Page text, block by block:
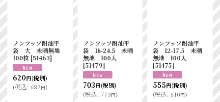
ノンフッソ耐油平
袋 大 未晒無地
100枚 [51463]
620円(税別)
(税込: 682円)
ノンフッソ耐油平
袋 18-24.5 未晒
無地 100入
[51479]
703円(税別)
(税込: 773円)
ノンフッソ耐油平
袋 12-17.5 未晒
無地 100入
[51475]
555円(税別)
(税込: 610円)